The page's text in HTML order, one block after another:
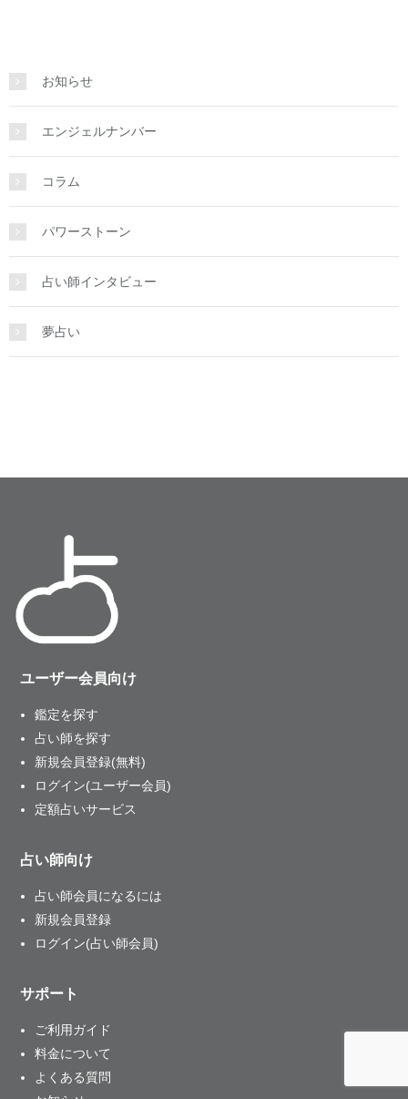
お知らせ
エンジェルナンバー
コラム
パワーストーン
占い師インタビュー
夢占い
ユーザー会員向け
鑑定を探す
占い師を探す
新規会員登録(無料)
ログイン(ユーザー会員)
定額占いサービス
占い師向け
占い師会員になるには
新規会員登録
ログイン(占い師会員)
サポート
ご利用ガイド
料金について
よくある質問